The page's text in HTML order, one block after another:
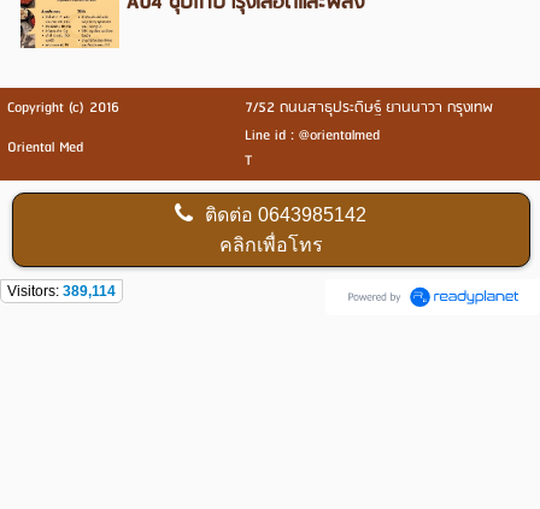
Copyright (c) 2016
7/52 ถนนสาธุประดิษฐ์ ยานนาวา กรุงเทพ
Oriental Med
Line id : @orientalmed
T
ติดต่อ0643985142
คลิกเพื่อโทร
Visitors: 389,114